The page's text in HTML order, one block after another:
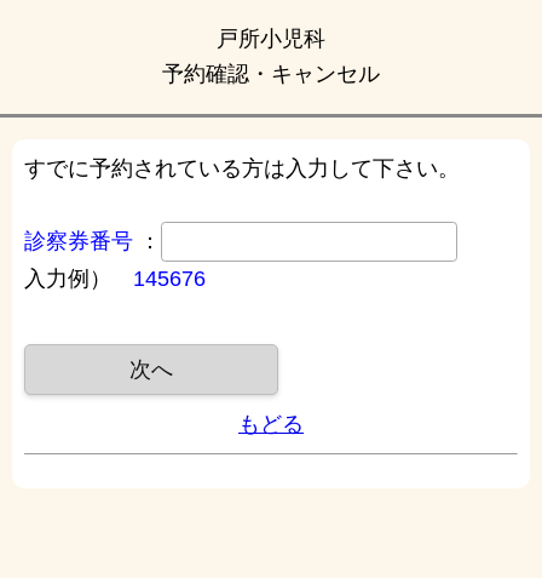
戸所小児科
予約確認・キャンセル
すでに予約されている方は入力して下さい。
診察券番号 ：
入力例） 145676
もどる